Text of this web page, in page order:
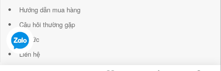
Hướng dẫn mua hàng
Câu hỏi thường gặp
Tin tức
Liên hệ